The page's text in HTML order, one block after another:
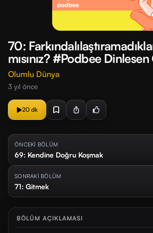
70:
mısınız? #Podbee
Olumlu Dünya
3 yıl önce
20 dk
ÖNCEKİ BÖLÜM
69: Kendine Doğru Koşmak
SONRAKİ BÖLÜM
71: Gitmek
BÖLÜM AÇIKLAMASI